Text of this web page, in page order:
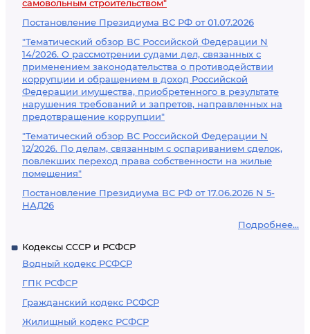
самовольным строительством"
Постановление Президиума ВС РФ от 01.07.2026
"Тематический обзор ВС Российской Федерации N
14/2026. О рассмотрении судами дел, связанных с
применением законодательства о противодействии
коррупции и обращением в доход Российской
Федерации имущества, приобретенного в результате
нарушения требований и запретов, направленных на
предотвращение коррупции"
"Тематический обзор ВС Российской Федерации N
12/2026. По делам, связанным с оспариванием сделок,
повлекших переход права собственности на жилые
помещения"
Постановление Президиума ВС РФ от 17.06.2026 N 5-
НАД26
Подробнее...
Кодексы СССР и РСФСР
Водный кодекс РСФСР
ГПК РСФСР
Гражданский кодекс РСФСР
Жилищный кодекс РСФСР